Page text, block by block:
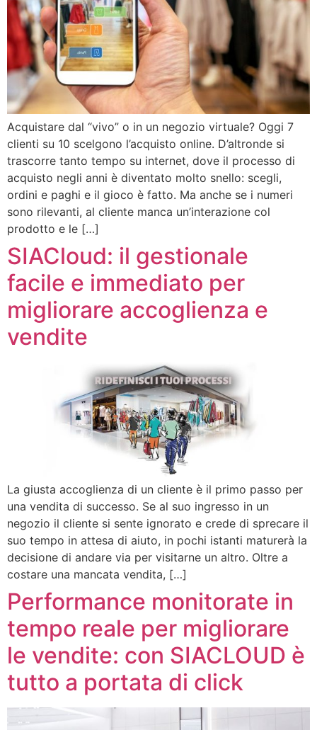
Acquistare dal “vivo” o in un negozio virtuale? Oggi 7
clienti su 10 scelgono l’acquisto online. D’altronde si
trascorre tanto tempo su internet, dove il processo di
acquisto negli anni è diventato molto snello: scegli,
ordini e paghi e il gioco è fatto. Ma anche se i numeri
sono rilevanti, al cliente manca un’interazione col
prodotto e le […]
SIACloud: il gestionale
facile e immediato per
migliorare accoglienza e
vendite
La giusta accoglienza di un cliente è il primo passo per
una vendita di successo. Se al suo ingresso in un
negozio il cliente si sente ignorato e crede di sprecare il
suo tempo in attesa di aiuto, in pochi istanti maturerà la
decisione di andare via per visitarne un altro. Oltre a
costare una mancata vendita, […]
Performance monitorate in
tempo reale per migliorare
le vendite: con SIACLOUD è
tutto a portata di click